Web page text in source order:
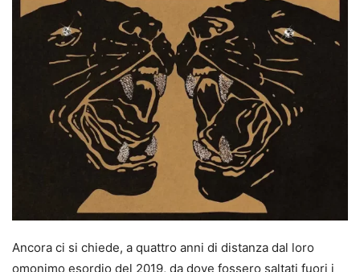
Ancora ci si chiede, a quattro anni di distanza dal loro
omonimo esordio del 2019, da dove fossero saltati fuori i